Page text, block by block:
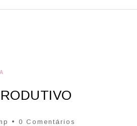
• 0 Comentários